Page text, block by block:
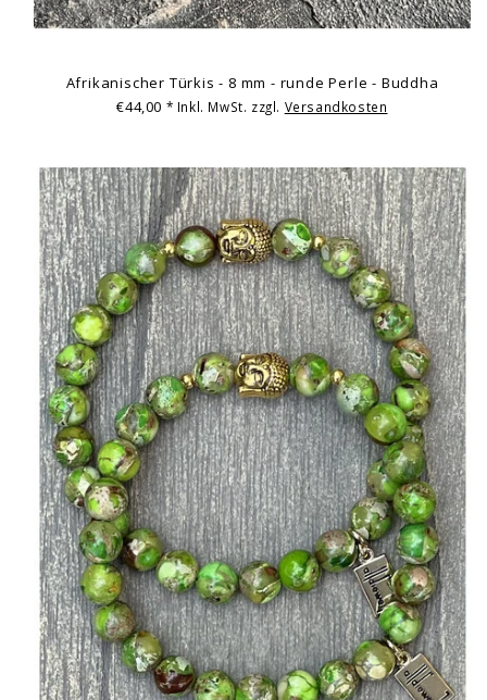
Afrikanischer Türkis - 8 mm - runde Perle - Buddha
€44,00 * Inkl. MwSt. zzgl. Versandkosten